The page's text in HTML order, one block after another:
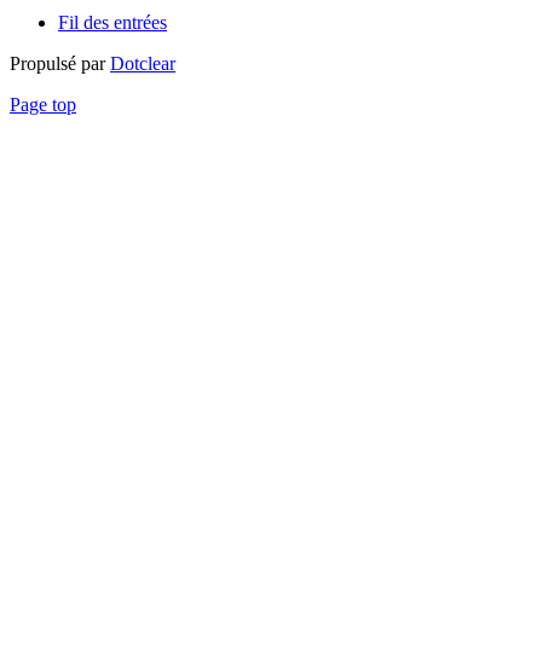
Fil des entrées
Propulsé parDotclear
Page top